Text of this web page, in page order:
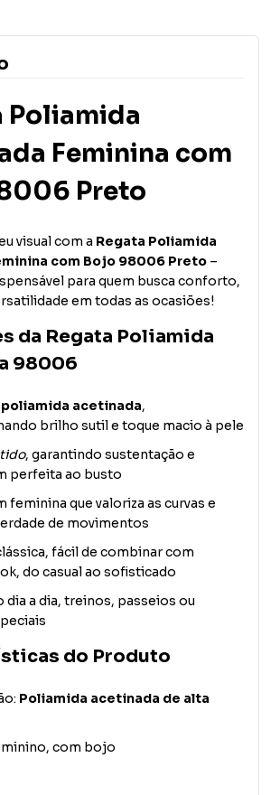
Poliamida
Feminina com
Preto
visual com a Regata Poliamida
com Bojo 98006 Preto –
para quem busca conforto,
em todas as ocasiões!
da Regata Poliamida
98006
acetinada,
brilho sutil e toque macio à pele
, garantindo sustentação e
perfeita ao busto
feminina que valoriza as curvas e
de movimentos
fácil de combinar com
do casual ao sofisticado
dia a dia, treinos, passeios ou
do Produto
Poliamida acetinada de alta
com bojo